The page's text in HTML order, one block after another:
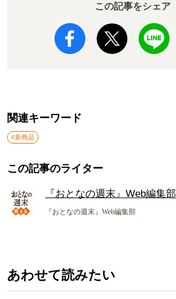
この記事をシェア
関連キーワード
#新商品
この記事のライター
『おとなの週末』Web編集部
『おとなの週末』Web編集部
あわせて読みたい